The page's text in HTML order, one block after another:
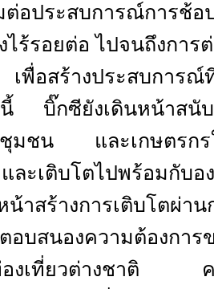
ต่อประสบการณ์การช้
ไร้รอยต่อ ไปจนถึงกา
เพื่อสร้างประสบการ
บิ๊กซียังเดินหน้าสนับ
มชน และเกษตรกรใ
ละเติบโตไปพร้อมกับ
น้าสร้างการเติบโตผ่า
อบสนองความต้องการ
องเที่ยวต่างชาติ ค